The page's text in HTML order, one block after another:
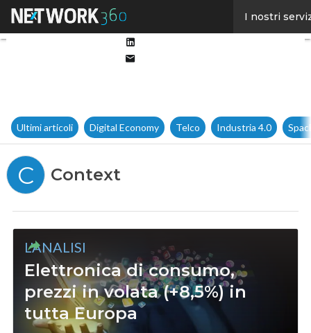
I nostri
Ultimi articoli Digital Economy Telco Industria 4.0
C Context
L'ANALISI
Elettronica di consumo,
prezzi in volata (+8,5%) in
tutta Europa